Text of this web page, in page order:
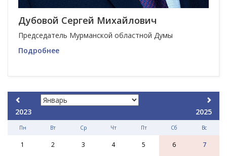
Дубовой Сергей Михайлович
Председатель Мурманской областной Думы
Подробнее
2023 2025
Пн Вт Ср Чт Пт Сб Вс
1 2 3 4 5 6 7